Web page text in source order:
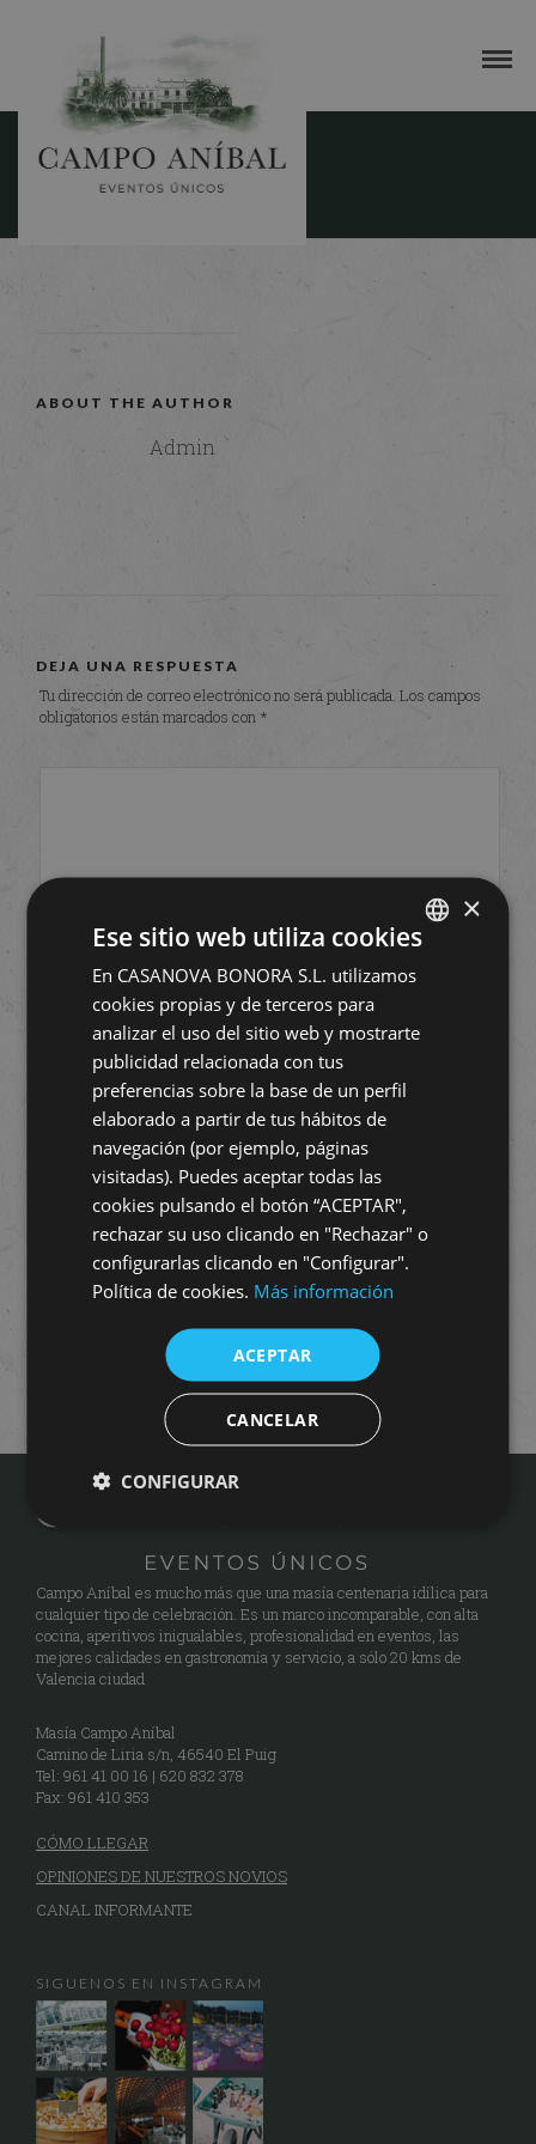
servicio-campo-anibal-galeria-
6
ABOUT THE AUTHOR
Admin
DEJA UNA RESPUESTA
Tu dirección de correo electrónico no será publicada. Los campos
obligatorios están marcados con *
Campo Aníbal es mucho más que una masía centenaria idílica para
cualquier tipo de celebración. Es un marco incomparable, con alta
cocina, aperitivos inigualables, profesionalidad en eventos, las
mejores calidades en gastronomía y servicio, a sólo 20 kms de
Valencia ciudad
Masía Campo Aníbal
Camino de Liria s/n, 46540 El Puig
Tel: 961 41 00 16 | 620 832 378
Fax: 961 410 353
CÓMO LLEGAR
OPINIONES DE NUESTROS NOVIOS
CANAL INFORMANTE
SIGUENOS EN INSTAGRAM
SPANISH
×
Ese sitio web utiliza cookies
En CASANOVA BONORA S.L. utilizamos
cookies propias y de terceros para
analizar el uso del sitio web y mostrarte
publicidad relacionada con tus
preferencias sobre la base de un perfil
elaborado a partir de tus hábitos de
navegación (por ejemplo, páginas
visitadas). Puedes aceptar todas las
cookies pulsando el botón “ACEPTAR",
rechazar su uso clicando en "Rechazar" o
configurarlas clicando en "Configurar".
Política de cookies. Más información
ACEPTAR
CANCELAR
CONFIGURAR